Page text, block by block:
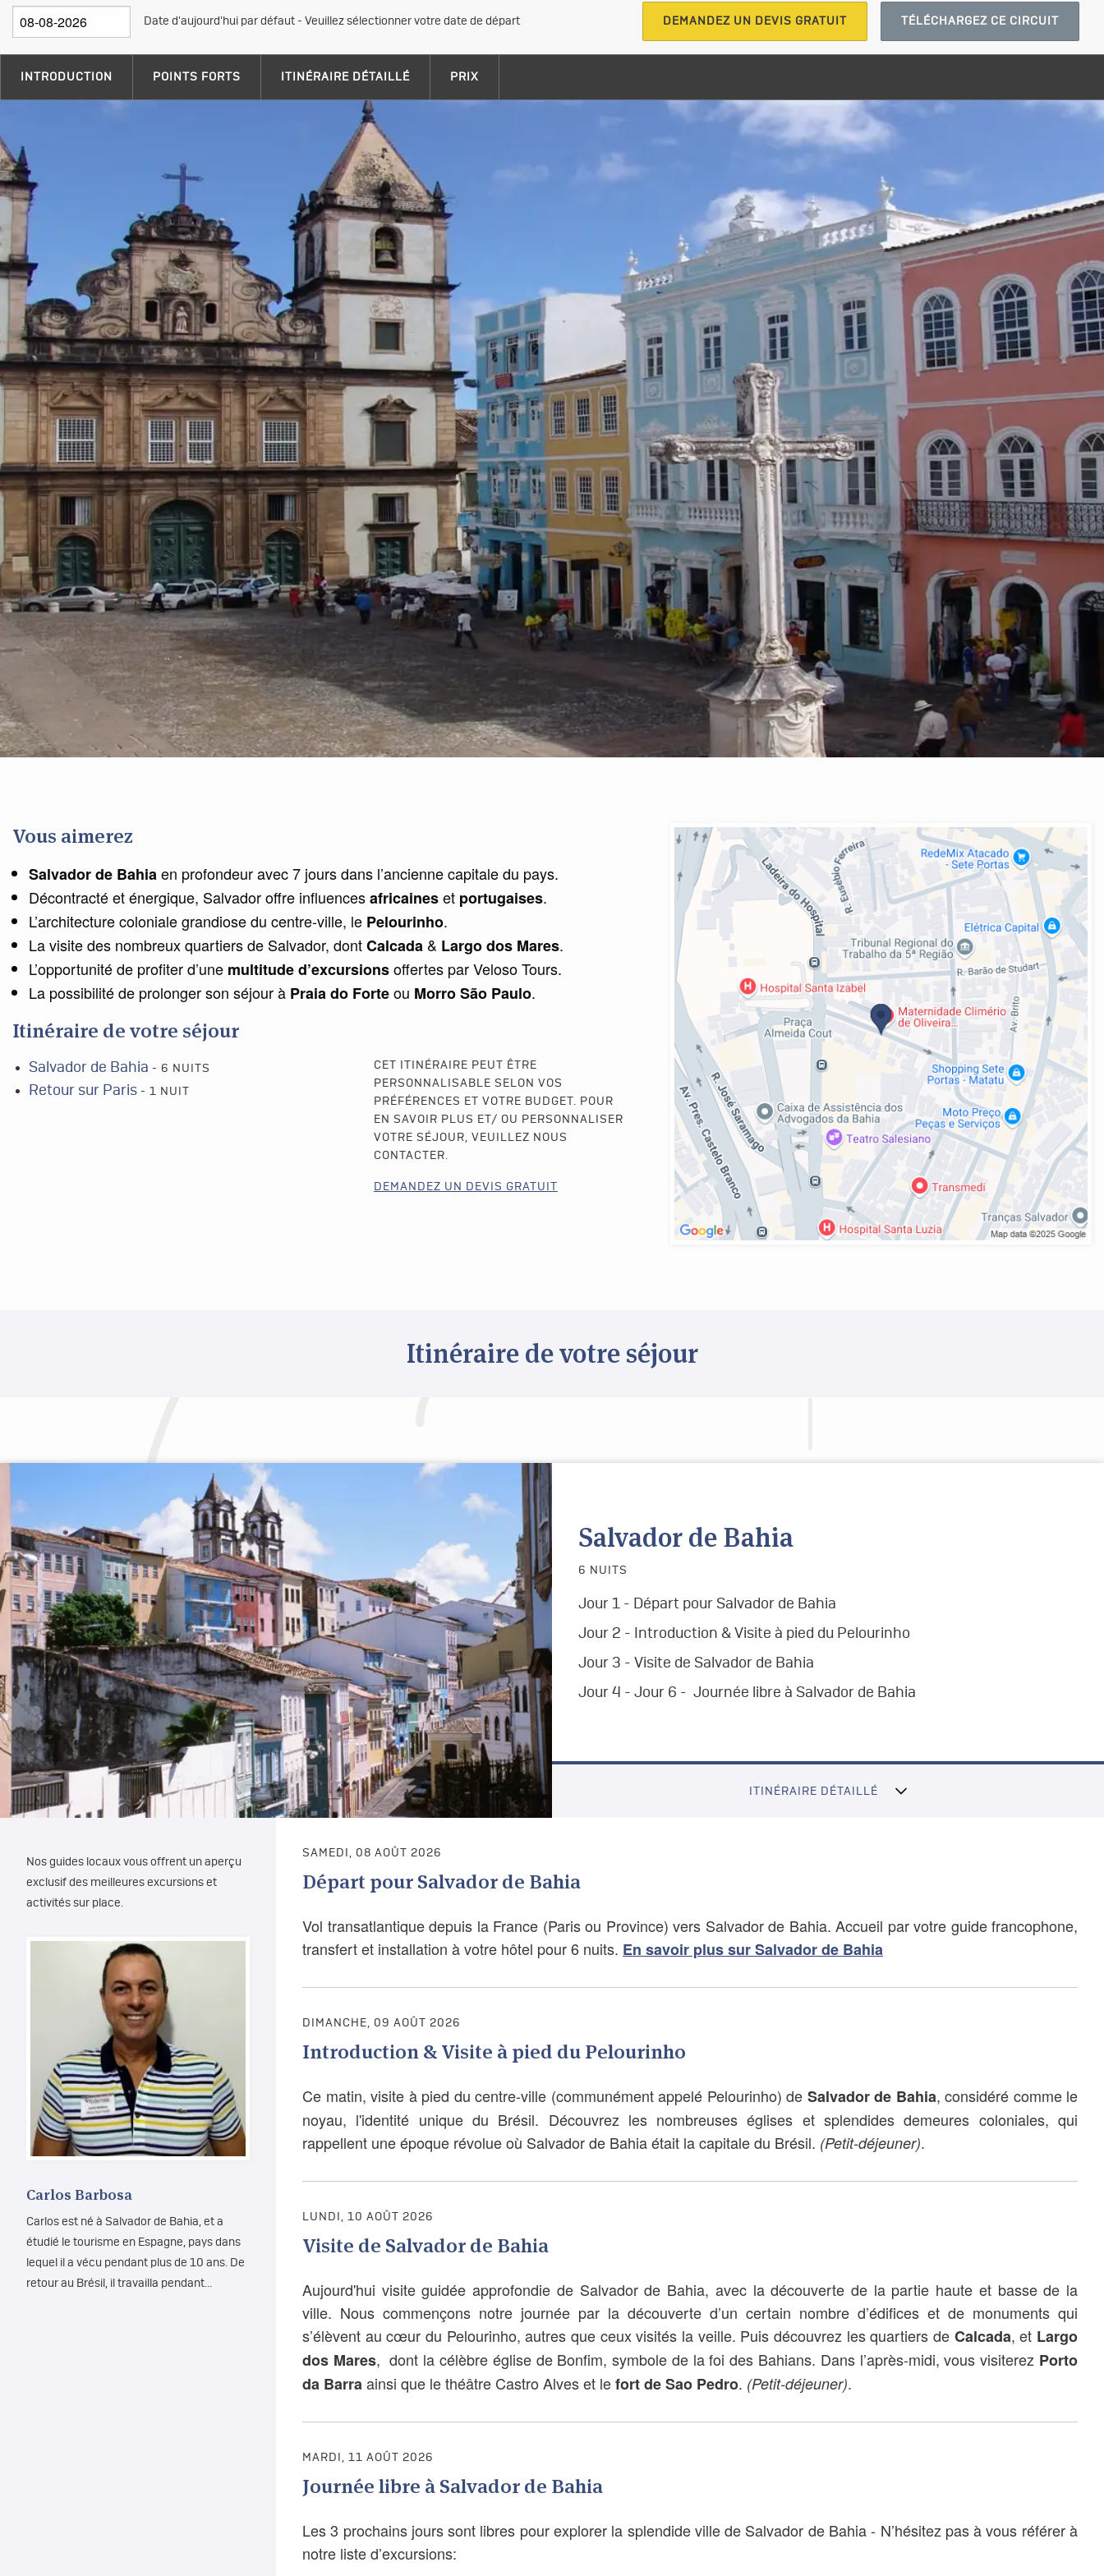
Date d'aujourd'hui par défaut - Veuillez sélectionner votre date de départ DEMANDEZ UN DEVIS GRATUIT TÉLÉCHARGEZ CE CIRCUIT
INTRODUCTION POINTS FORTS ITINÉRAIRE DÉTAILLÉ PRIX
Vous aimerez
Salvador de Bahiaen profondeur avec 7 jours dans l’ancienne capitale du pays.
Décontracté et énergique, Salvador offre influencesafricaineset portugaises.
L’architecture coloniale grandiose du centre-ville, le Pelourinho.
La visite des nombreux quartiers de Salvador, dontCalcada & Largo dos Mares.
L’opportunité de profiter d’une multitude d’excursionsoffertes par Veloso Tours.
La possibilité de prolonger son séjour à Praia do Forteou Morro São Paulo.
Itinéraire de votre séjour
Salvador de Bahia - 6 NUITS
Retour sur Paris - 1 NUIT
CET ITINÉRAIRE PEUT ÊTRE
PERSONNALISABLE SELON VOS
PRÉFÉRENCES ET VOTRE BUDGET. POUR
EN SAVOIR PLUS ET/ OU PERSONNALISER
VOTRE SÉJOUR, VEUILLEZ NOUS
CONTACTER.
DEMANDEZ UN DEVIS GRATUIT
Itinéraire de votre séjour
Salvador de Bahia
6 NUITS
Jour 1 - Départ pour Salvador de Bahia
Jour 2 - Introduction & Visite à pied du Pelourinho
Jour 3 - Visite de Salvador de Bahia
Jour 4 - Jour 6 - Journée libre à Salvador de Bahia
ITINÉRAIRE DÉTAILLÉ
SAMEDI, 08 AOÛT 2026
Départ pour Salvador de Bahia
Vol transatlantique depuis la France (Paris ou Province) vers Salvador de Bahia. Accueil par votre guide francophone,
transfert et installation à votre hôtel pour 6 nuits. En savoir plus sur Salvador de Bahia
DIMANCHE, 09 AOÛT 2026
Introduction & Visite à pied du Pelourinho
Ce matin, visite à pied du centre-ville (communément appelé Pelourinho) de Salvador de Bahia, considéré comme le
noyau, l'identité unique du Brésil. Découvrez les nombreuses églises et splendides demeures coloniales, qui
rappellent une époque révolue où Salvador de Bahia était la capitale du Brésil. (Petit-déjeuner).
LUNDI, 10 AOÛT 2026
Visite de Salvador de Bahia
Aujourd'hui visite guidée approfondie de Salvador de Bahia, avec la découverte de la partie haute et basse de la
ville. Nous commençons notre journée par la découverte d’un certain nombre d’édifices et de monuments qui
s’élèvent au cœur du Pelourinho, autres que ceux visités la veille. Puis découvrez les quartiers de Calcada, et Largo
dos Mares, dont la célèbre église de Bonfim, symbole de la foi des Bahians. Dans l’après-midi, vous visiterez Porto
da Barraainsi que le théâtre Castro Alves et lefort de Sao Pedro. (Petit-déjeuner).
MARDI, 11 AOÛT 2026
Journée libre à Salvador de Bahia
Les 3 prochains jours sont libres pour explorer la splendide ville de Salvador de Bahia - N’hésitez pas à vous référer à
notre liste d’excursions:
Nos guides locaux vous offrent un aperçu
exclusif des meilleures excursions et
activités sur place.
Carlos Barbosa
Carlos est né à Salvador de Bahia, et a
étudié le tourisme en Espagne, pays dans
lequel il a vécu pendant plus de 10 ans. De
retour au Brésil, il travailla pendant…